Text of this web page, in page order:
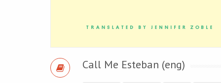
Call Me Esteban (eng)